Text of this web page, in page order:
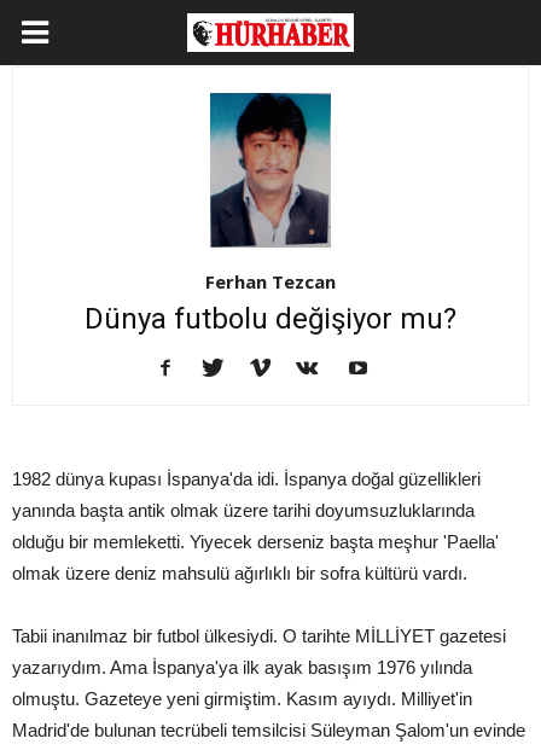
Ferhan Tezcan
Dünya futbolu değişiyor mu?
1982 dünya kupası İspanya'da idi. İspanya doğal güzellikleri
yanında başta antik olmak üzere tarihi doyumsuzluklarında
olduğu bir memleketti. Yiyecek derseniz başta meşhur 'Paella'
olmak üzere deniz mahsulü ağırlıklı bir sofra kültürü vardı.
Tabii inanılmaz bir futbol ülkesiydi. O tarihte MİLLİYET gazetesi
yazarıydım. Ama İspanya'ya ilk ayak basışım 1976 yılında
olmuştu. Gazeteye yeni girmiştim. Kasım ayıydı. Milliyet'in
Madrid'de bulunan tecrübeli temsilcisi Süleyman Şalom'un evinde